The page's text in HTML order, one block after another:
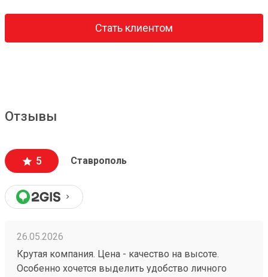
Стать клиентом
Отзывы
5 Ставрополь
26.05.2026
Крутая компания. Цена - качество на высоте.
Особенно хочется выделить удобство личного